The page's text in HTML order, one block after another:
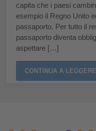
capita che i paesi
esempio il Regno Unito
passaporto. Per tutto il
passaporto diventa
aspettare […]
CONTINUA A LEGGERE